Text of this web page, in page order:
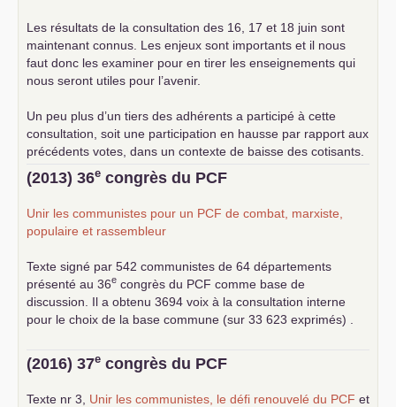
Les résultats de la consultation des 16, 17 et 18 juin sont
maintenant connus. Les enjeux sont importants et il nous
faut donc les examiner pour en tirer les enseignements qui
nous seront utiles pour l’avenir.
Un peu plus d’un tiers des adhérents a participé à cette
consultation, soit une participation en hausse par rapport aux
précédents votes, dans un contexte de baisse des cotisants.
... lire la suite
(2013) 36e congrès du PCF
Unir les communistes pour un PCF de combat, marxiste,
populaire et rassembleur
Texte signé par 542 communistes de 64 départements
présenté au 36e congrès du PCF comme base de
discussion. Il a obtenu 3694 voix à la consultation interne
pour le choix de la base commune (sur 33 623 exprimés) .
(2016) 37e congrès du PCF
Texte nr 3, Unir les communistes, le défi renouvelé du PCF et